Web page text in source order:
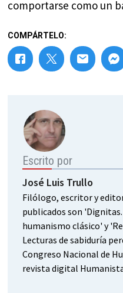
comportarse como un
COMPÁRTELO:
Escrito por
José Luis Trullo
Filólogo, escritor y
publicados son
humanismo clásico' y
Lecturas de sabiduría
Congreso Nacional de
revista digital